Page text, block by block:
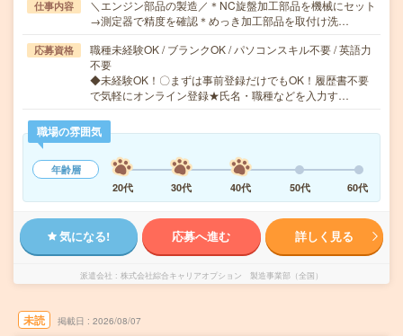
仕事内容
＼エンジン部品の製造／＊NC旋盤加工部品を機械にセット
→測定器で精度を確認＊めっき加工部品を取付け洗…
応募資格
職種未経験OK / ブランクOK / パソコンスキル不要 / 英語力
不要
◆未経験OK！〇まずは事前登録だけでもOK！履歴書不要
で気軽にオンライン登録★氏名・職種などを入力す…
職場の雰囲気
年齢層
20代
30代 40代 50代 60代
気になる! 応募へ進む 詳しく見る
派遣会社 株式会社綜合キャリアオプション 製造事業部（全国）
未読 掲載日 2026/08/07